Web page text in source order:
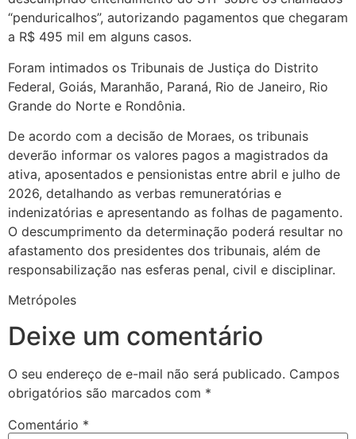
“penduricalhos”, autorizando pagamentos que chegaram
a R$ 495 mil em alguns casos.
Foram intimados os Tribunais de Justiça do Distrito
Federal, Goiás, Maranhão, Paraná, Rio de Janeiro, Rio
Grande do Norte e Rondônia.
De acordo com a decisão de Moraes, os tribunais
deverão informar os valores pagos a magistrados da
ativa, aposentados e pensionistas entre abril e julho de
2026, detalhando as verbas remuneratórias e
indenizatórias e apresentando as folhas de pagamento.
O descumprimento da determinação poderá resultar no
afastamento dos presidentes dos tribunais, além de
responsabilização nas esferas penal, civil e disciplinar.
Metrópoles
Deixe um comentário
O seu endereço de e-mail não será publicado. Campos
obrigatórios são marcados com *
Comentário *